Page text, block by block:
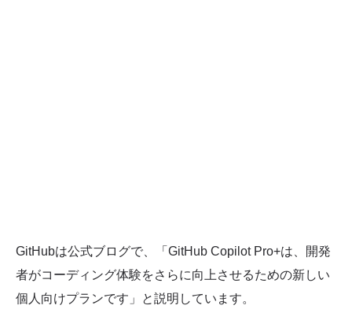
GitHubは公式ブログで、「GitHub Copilot Pro+は、開発
者がコーディング体験をさらに向上させるための新しい
個人向けプランです」と説明しています。